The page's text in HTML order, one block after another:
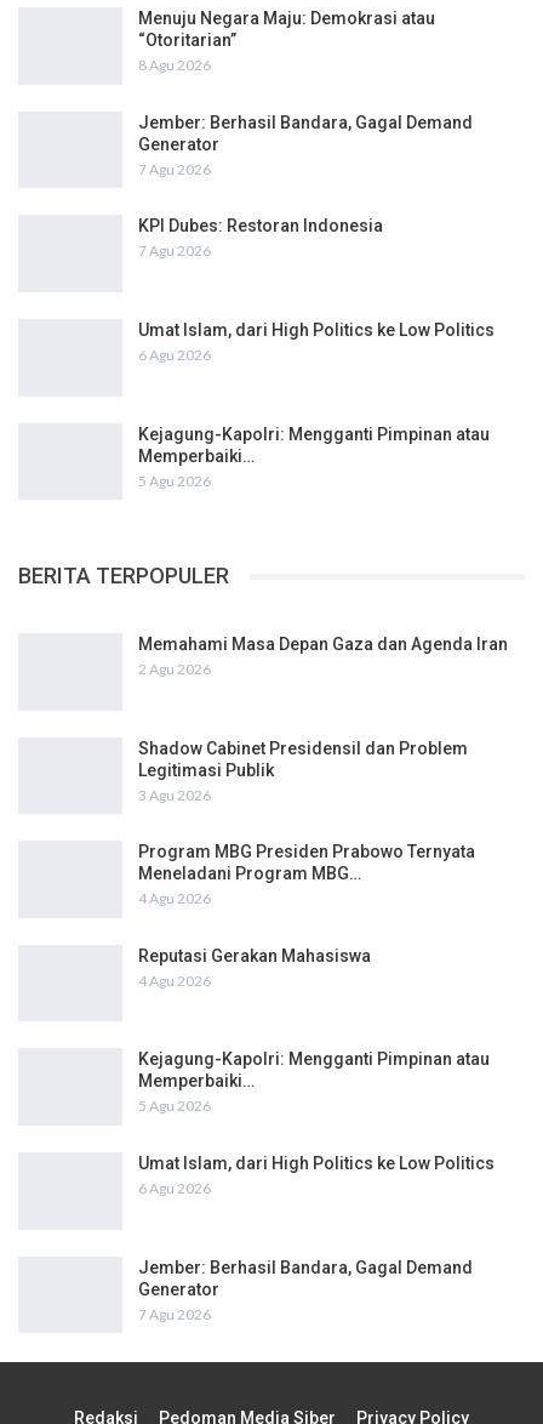
Menuju Negara Maju: Demokrasi atau
“Otoritarian”
8 Agu 2026
Jember: Berhasil Bandara, Gagal Demand
Generator
7 Agu 2026
KPI Dubes: Restoran Indonesia
7 Agu 2026
Umat Islam, dari High Politics ke Low Politics
6 Agu 2026
Kejagung-Kapolri: Mengganti Pimpinan atau
Memperbaiki…
5 Agu 2026
BERITA TERPOPULER
Memahami Masa Depan Gaza dan Agenda Iran
2 Agu 2026
Shadow Cabinet Presidensil dan Problem
Legitimasi Publik
3 Agu 2026
Program MBG Presiden Prabowo Ternyata
Meneladani Program MBG…
4 Agu 2026
Reputasi Gerakan Mahasiswa
4 Agu 2026
Kejagung-Kapolri: Mengganti Pimpinan atau
Memperbaiki…
5 Agu 2026
Umat Islam, dari High Politics ke Low Politics
6 Agu 2026
Jember: Berhasil Bandara, Gagal Demand
Generator
7 Agu 2026
Redaksi Pedoman Media Siber Privacy Policy